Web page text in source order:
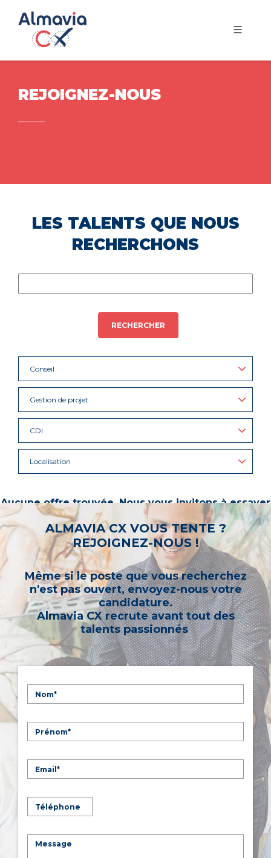
REJOIGNEZ-NOUS
LES TALENTS QUE NOUS
RECHERCHONS
RECHERCHER
Conseil
Gestion de projet
CDI
Localisation
Aucune offre trouvée. Nous vous invitons à essayer
d’autres mots-clés ou à sélectionner un « métier ».
ALMAVIA CX VOUS TENTE ?
REJOIGNEZ-NOUS !
Même si le poste que vous recherchez
n'est pas ouvert, envoyez-nous votre
candidature.
Almavia CX recrute avant tout des
talents passionnés